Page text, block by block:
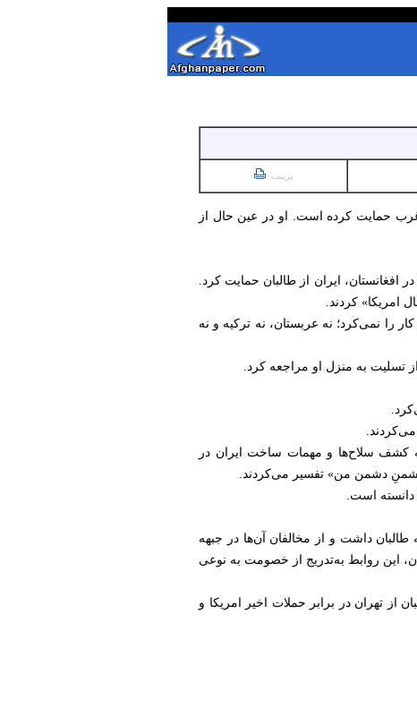
پرینت
غرب حمایت کرده است. او در عین حال از
ایران از طالبان حمایت کرد.
امریکا» کردند.
را نمی‌کرد؛ نه عربستان، نه ترکیه و نه
تسلیت به منزل او مراجعه کرد.
مواردی به کشف سلاح‌ها و مهمات ساخت ایران در
دشمن من» تفسیر می‌کردند.
دانسته است.
است. ایران در دهه ۱۹۹۰ موضعی خصمانه نسبت به طالبان داشت و از مخالفان آن‌ها در جبهه
امریکایی در افغانستان، این روابط به‌تدریج از خصومت به نوعی
از تهران در برابر حملات اخیر امریکا و